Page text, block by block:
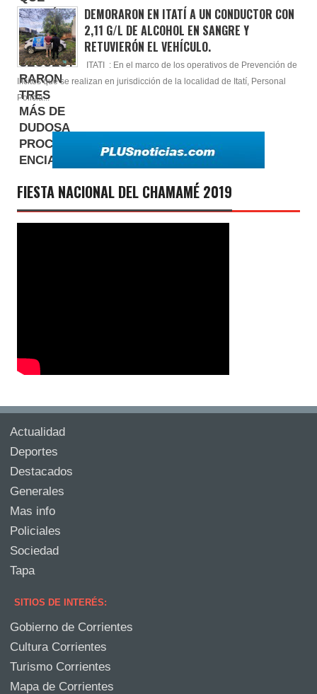
DEMORARON EN ITATÍ A UN CONDUCTOR CON
2,11 G/L DE ALCOHOL EN SANGRE Y
RETUVIERÓN EL VEHÍCULO.
ITATI : En el marco de los operativos de Prevención de
Ilícitos que se realizan en jurisdicción de la localidad de Itatí, Personal
Policia...
FIESTA NACIONAL DEL CHAMAMÉ 2019
Actualidad
Deportes
Destacados
Generales
Mas info
Policiales
Sociedad
Tapa
SITIOS DE INTERÉS:
Gobierno de Corrientes
Cultura Corrientes
Turismo Corrientes
Mapa de Corrientes